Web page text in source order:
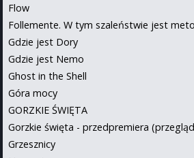
Flow
Follemente. W tym szaleństwie jest
Gdzie jest Dory
Gdzie jest Nemo
Ghost in the Shell
Góra mocy
GORZKIE ŚWIĘTA
Gorzkie święta - przedpremiera
Grzesznicy